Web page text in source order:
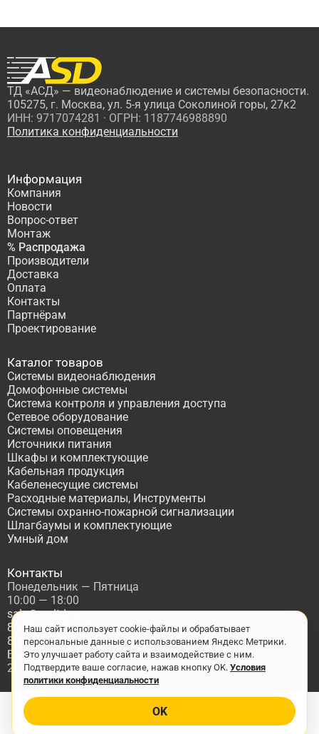
ТД «АСД» — видеонаблюдение и системы безопасности.
105275, г. Москва, ул. 5-я улица Соколиной горы, 27к2
ИНН: 9717074281 · ОГРН: 1187746988890
Политика конфиденциальности
Информация
Компания
Новости
Вопрос-ответ
Монтаж
% Распродажа
Производители
Доставка
Оплата
Контакты
Партнёрам
Проектирование
Каталог товаров
Системы видеонаблюдения
Домофонные системы
Система контроля и управления доступа
Сетевое оборудование
Системы оповещения
Источники питания
Шкафы и комплектующие
Кабельная продукция
Кабеленесущие системы
Расходные материалы, Инструменты
Системы охранно-пожарной сигнализации
Шлагбаумы и комплектующие
Умный дом
Контакты
Понедельник — Пятница
10:00 — 18:00
sale@asdtd.ru
8(495)677-95-20
8(800)555-06-68
Бесплатный звонок по России
2017-2026 г. ООО "ТД АСД"
Наш сайт использует cookie-файлы и обрабатывает
персональные данные с использованием Яндекс Метрики.
Это улучшает работу сайта и взаимодействие с ним.
Подтвердите ваше согласие, нажав кнопку OK. Условия
политики конфиденциальности
OK